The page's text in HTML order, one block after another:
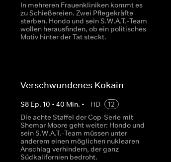
In mehreren Frauenkliniken kommt es
zu Schießereien. Zwei Pflegekräfte
sterben. Hondo und sein S.W.A.T.-Team
wollen herausfinden, ob ein politisches
Motiv hinter der Tat steckt.
Verschwundenes Kokain
S8 Ep.10 •40 Min. • HD
12
Die achte Staffel der Cop-Serie mit
Shemar Moore geht weiter: Hondo und
sein S.W.A.T.-Team müssen unter
anderem einen möglichen nuklearen
Anschlag verhindern, der ganz
Südkalifornien bedroht.